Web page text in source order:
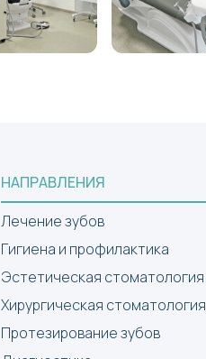
НАПРАВЛЕНИЯ
Лечение зубов
Гигиена и профилактика
Эстетическая стоматология
Хирургическая стоматология
Протезирование зубов